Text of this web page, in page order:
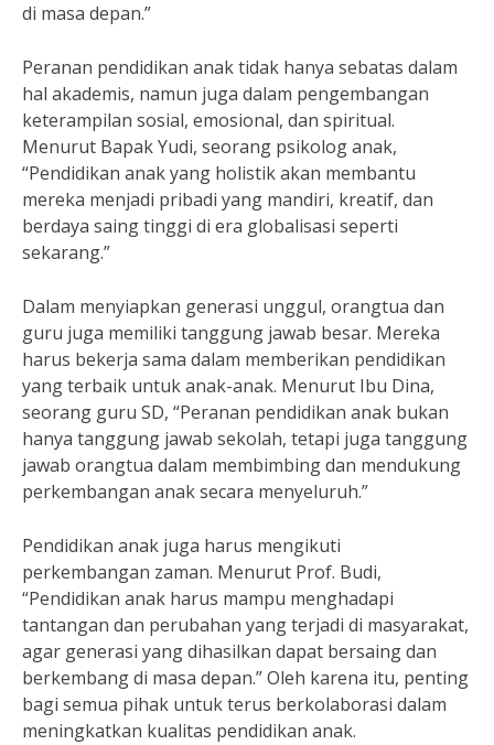
di masa depan.”
Peranan pendidikan anak tidak hanya sebatas dalam
hal akademis, namun juga dalam pengembangan
keterampilan sosial, emosional, dan spiritual.
Menurut Bapak Yudi, seorang psikolog anak,
“Pendidikan anak yang holistik akan membantu
mereka menjadi pribadi yang mandiri, kreatif, dan
berdaya saing tinggi di era globalisasi seperti
sekarang.”
Dalam menyiapkan generasi unggul, orangtua dan
guru juga memiliki tanggung jawab besar. Mereka
harus bekerja sama dalam memberikan pendidikan
yang terbaik untuk anak-anak. Menurut Ibu Dina,
seorang guru SD, “Peranan pendidikan anak bukan
hanya tanggung jawab sekolah, tetapi juga tanggung
jawab orangtua dalam membimbing dan mendukung
perkembangan anak secara menyeluruh.”
Pendidikan anak juga harus mengikuti
perkembangan zaman. Menurut Prof. Budi,
“Pendidikan anak harus mampu menghadapi
tantangan dan perubahan yang terjadi di masyarakat,
agar generasi yang dihasilkan dapat bersaing dan
berkembang di masa depan.” Oleh karena itu, penting
bagi semua pihak untuk terus berkolaborasi dalam
meningkatkan kualitas pendidikan anak.